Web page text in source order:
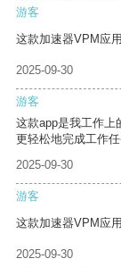
游客
这款加速器VPM应
2025-09-30
游客
这款app是我工作上
更轻松地完成工作任
2025-09-30
游客
这款加速器VPM应
2025-09-30